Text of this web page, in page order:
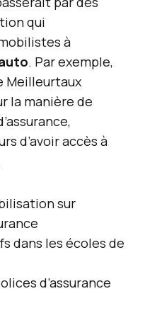
qui
à
. Par exemple,
Meilleurtaux
la manière de
d’avoir accès à
sur
dans les écoles de
d’assurance